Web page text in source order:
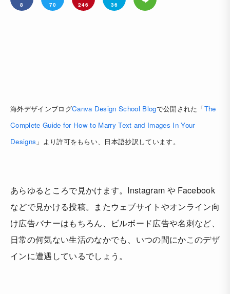
8 70 246 36
海外デザインブログCanva Design School Blogで公開された「The
Complete Guide for How to Marry Text and Images In Your
Designs 」より許可をもらい、日本語抄訳しています。
あらゆるところで見かけます。Instagram や Facebook
などで見かける投稿。またウェブサイトやオンライン向
け広告バナーはもちろん、ビルボード広告や名刺など、
日常の何気ない生活のなかでも、いつの間にかこのデザ
インに遭遇しているでしょう。